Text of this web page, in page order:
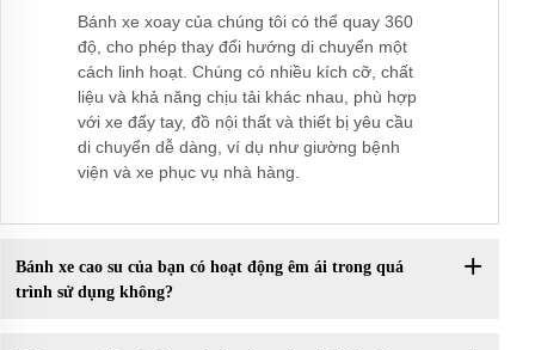
Bánh xe xoay của chúng tôi có thể quay 360
độ, cho phép thay đổi hướng di chuyển một
cách linh hoạt. Chúng có nhiều kích cỡ, chất
liệu và khả năng chịu tải khác nhau, phù hợp
với xe đẩy tay, đồ nội thất và thiết bị yêu cầu
di chuyển dễ dàng, ví dụ như giường bệnh
viện và xe phục vụ nhà hàng.
Bánh xe cao su của bạn có hoạt động êm ái trong quá
trình sử dụng không?